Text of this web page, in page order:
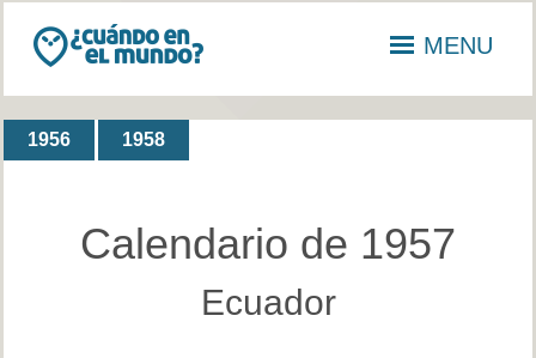
MENU
1956 1958
Calendario de 1957
Ecuador